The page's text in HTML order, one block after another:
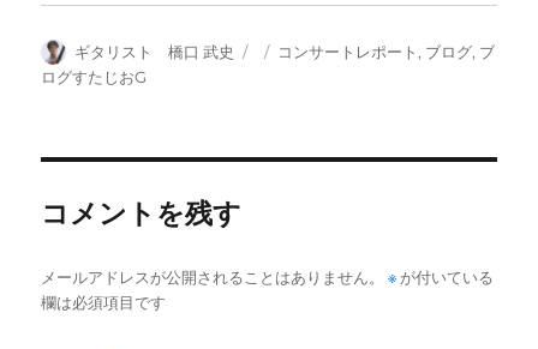
投
稿
ギタリスト 橋口 武史
投 カ
コンサートレポート , ブログ, ブ
ログすたじおG
コメントを残す
メールアドレスが公開されることはありません。 ※ が付いている
欄は必須項目です